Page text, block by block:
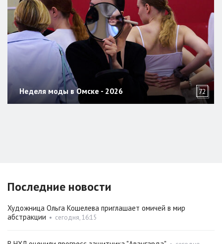
Неделя моды в Омске - 2026 72
Последние новости
Художница Ольга Кошелева приглашает омичей в мир
абстракции • сегодня, 16:15